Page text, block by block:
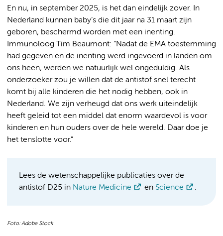
En nu, in september 2025, is het dan eindelijk zover. In
Nederland kunnen baby’s die dit jaar na 31 maart zijn
geboren, beschermd worden met een inenting.
Immunoloog Tim Beaumont: “Nadat de EMA toestemming
had gegeven en de inenting werd ingevoerd in landen om
ons heen, werden we natuurlijk wel ongeduldig. Als
onderzoeker zou je willen dat de antistof snel terecht
komt bij alle kinderen die het nodig hebben, ook in
Nederland. We zijn verheugd dat ons werk uiteindelijk
heeft geleid tot een middel dat enorm waardevol is voor
kinderen en hun ouders over de hele wereld. Daar doe je
het tenslotte voor.”
Lees de wetenschappelijke publicaties over de
antistof D25 in Nature Medicine en Science .
Foto: Adobe Stock